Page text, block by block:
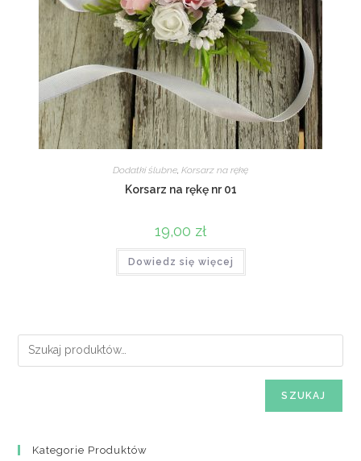
Dodatki ślubne, Korsarz na rękę
Korsarz na rękę nr 01
19,00 zł
Dowiedz się więcej
SZUKAJ
Kategorie Produktów